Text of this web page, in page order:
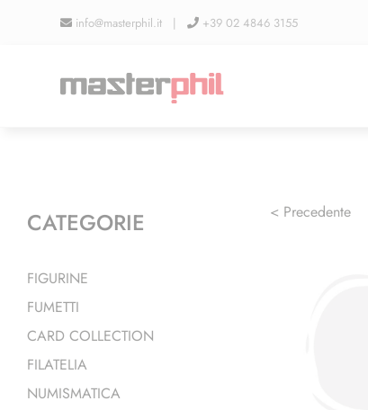
info@masterphil.it | +39 02 4846 3155
< Precedente
CATEGORIE
FIGURINE
FUMETTI
CARD COLLECTION
FILATELIA
NUMISMATICA